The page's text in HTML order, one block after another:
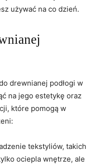
używać na co⁤ dzień.
drewnianej‍ podłogi w
na jego estetykę oraz
które pomogą w
tekstyliów, takich
ociepla ‍wnętrze, ​ale